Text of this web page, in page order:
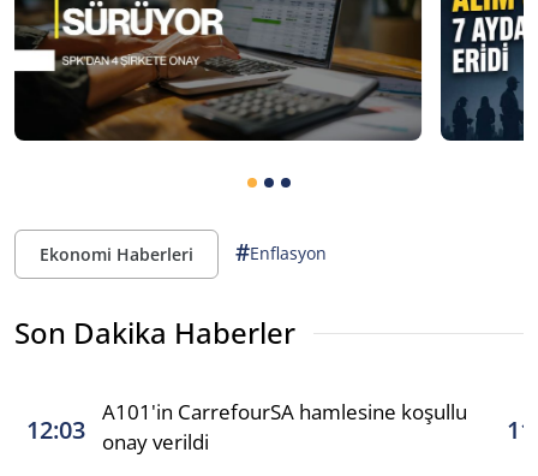
Ekonomi Haberleri #Enflasyon
Son Dakika Haberler
12:03
A101'in CarrefourSA hamlesine koşullu
onay verildi